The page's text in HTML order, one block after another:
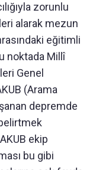
zorunlu
alarak mezun
eğitimli
noktada Millî
Genel
(Arama
depremde
ekip
bu gibi